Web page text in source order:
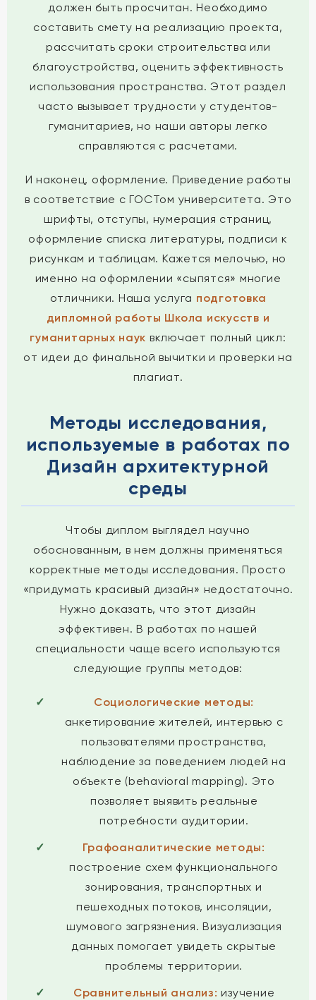
должен быть просчитан. Необходимо
составить смету на реализацию проекта,
рассчитать сроки строительства или
благоустройства, оценить эффективность
использования пространства. Этот раздел
часто вызывает трудности у студентов-
гуманитариев, но наши авторы легко
справляются с расчетами.
И наконец, оформление. Приведение работы
в соответствие с ГОСТом университета. Это
шрифты, отступы, нумерация страниц,
оформление списка литературы, подписи к
рисункам и таблицам. Кажется мелочью, но
именно на оформлении «сыпятся» многие
отличники. Наша услуга подготовка
дипломной работы Школа искусств и
гуманитарных наук включает полный цикл:
от идеи до финальной вычитки и проверки на
плагиат.
Методы исследования,
используемые в работах по
Дизайн архитектурной
среды
Чтобы диплом выглядел научно
обоснованным, в нем должны применяться
корректные методы исследования. Просто
«придумать красивый дизайн» недостаточно.
Нужно доказать, что этот дизайн
эффективен. В работах по нашей
специальности чаще всего используются
следующие группы методов:
Социологические методы:
анкетирование жителей, интервью с
пользователями пространства,
наблюдение за поведением людей на
объекте (behavioral mapping). Это
позволяет выявить реальные
потребности аудитории.
Графоаналитические методы:
построение схем функционального
зонирования, транспортных и
пешеходных потоков, инсоляции,
шумового загрязнения. Визуализация
данных помогает увидеть скрытые
проблемы территории.
Сравнительный анализ: изучение